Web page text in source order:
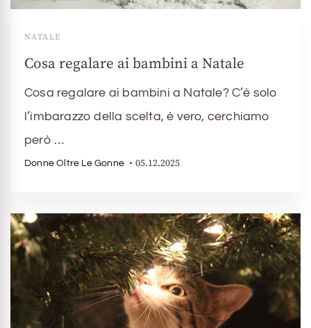
NATALE
Cosa regalare ai bambini a Natale
Cosa regalare ai bambini a Natale? C’è solo
l’imbarazzo della scelta, è vero, cerchiamo
però …
Donne Oltre Le Gonne 05.12.2025